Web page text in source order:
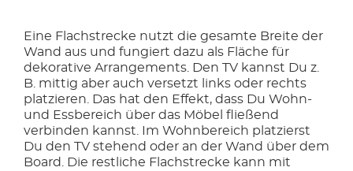
Eine Flachstrecke nutzt die gesamte Breite der
Wand aus und fungiert dazu als Fläche für
dekorative Arrangements. Den TV kannst Du z.
B. mittig aber auch versetzt links oder rechts
platzieren. Das hat den Effekt, dass Du Wohn-
und Essbereich über das Möbel fließend
verbinden kannst. Im Wohnbereich platzierst
Du den TV stehend oder an der Wand über dem
Board. Die restliche Flachstrecke kann mit